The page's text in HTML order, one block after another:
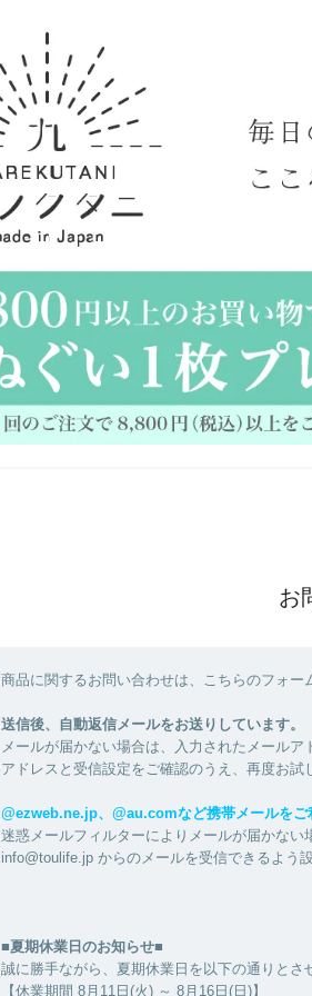
お
商品に関するお問い合わせは、こちらのフォー
送信後、自動返信メールをお送りしています。
メールが届かない場合は、入力されたメールア
アドレスと受信設定をご確認のうえ、再度お試
@ezweb.ne.jp、@au.comなど携帯メールをご
迷惑メールフィルターによりメールが届かない
info@toulife.jp からのメールを受信できるよう
■夏期休業日のお知らせ■
誠に勝手ながら、夏期休業日を以下の通りとさ
【休業期間 8月11日(火) ～ 8月16日(日)】